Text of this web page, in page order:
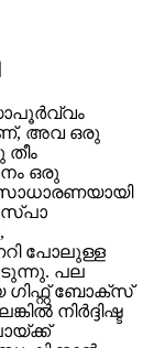
അവ ഒരു
ഒരു
സ്പാ
പോലുള്ള
പല
ഗിഫ്റ്റ് ബോക്സ്
നിർദ്ദിഷ്ട